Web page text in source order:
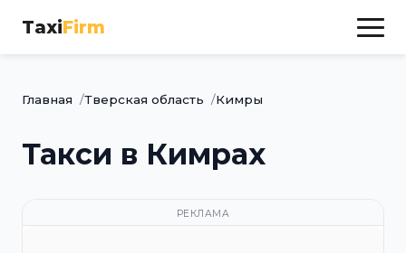
TaxiFirm
Главная Тверская область Кимры
Такси в Кимрах
РЕКЛАМА